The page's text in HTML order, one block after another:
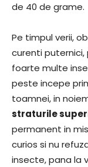
de 40 de grame.
Pe timpul verii,
curenti
foarte multe
peste incepe
toamnei, in
straturile
permanent in
curios si nu
insecte, pana la